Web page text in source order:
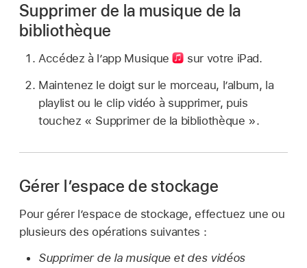
Supprimer de la musique de la
bibliothèque
Accédez à l’app Musique
sur votre iPad.
Maintenez le doigt sur le morceau, l’album, la
playlist ou le clip vidéo à supprimer, puis
touchez « Supprimer de la bibliothèque ».
Gérer l’espace de stockage
Pour gérer l’espace de stockage, effectuez une ou
plusieurs des opérations suivantes :
Supprimer de la musique et des vidéos